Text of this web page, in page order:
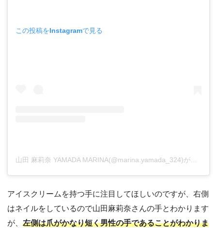
この投稿をInstagramで見る
山田 麻莉奈 YAMADA MARINA(@marina.yamada_324)がシェアした投稿
アイスクリームを持つ手に注目してほしいのですが、右側
はネイルをしているので山田麻莉奈さんの手とわかります
が、 左側は爪がかなり短く男性の手であることがわかりま